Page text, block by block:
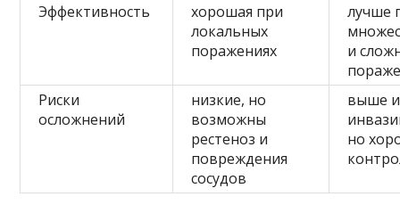
Эффективность
хорошая при
локальных
поражениях
лучше
и
Риски
осложнений
низкие, но
возможны
рестеноз и
повреждения
сосудов
выше
но